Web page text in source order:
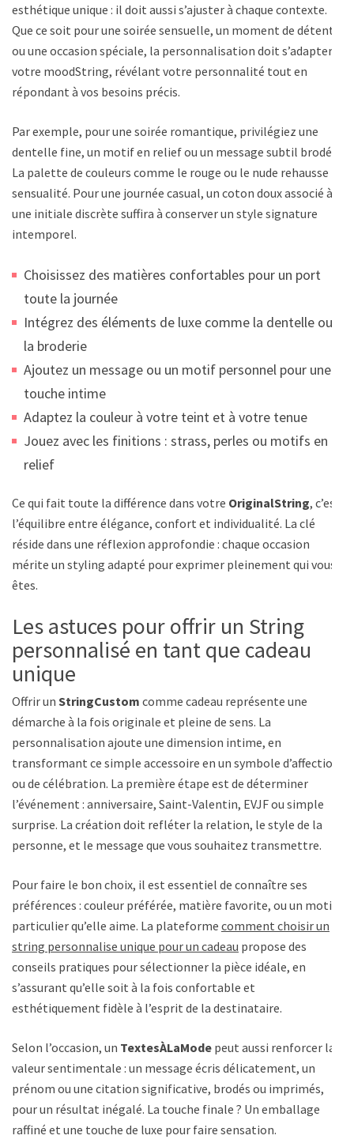
esthétique unique : il doit aussi s’ajuster à chaque contexte.
Que ce soit pour une soirée sensuelle, un moment de détente
ou une occasion spéciale, la personnalisation doit s’adapter à
votre moodString, révélant votre personnalité tout en
répondant à vos besoins précis.
Par exemple, pour une soirée romantique, privilégiez une
dentelle fine, un motif en relief ou un message subtil brodé.
La palette de couleurs comme le rouge ou le nude rehausse la
sensualité. Pour une journée casual, un coton doux associé à
une initiale discrète suffira à conserver un style signature
intemporel.
Choisissez des matières confortables pour un port
toute la journée
Intégrez des éléments de luxe comme la dentelle ou
la broderie
Ajoutez un message ou un motif personnel pour une
touche intime
Adaptez la couleur à votre teint et à votre tenue
Jouez avec les finitions : strass, perles ou motifs en
relief
Ce qui fait toute la différence dans votre OriginalString, c’est
l’équilibre entre élégance, confort et individualité. La clé
réside dans une réflexion approfondie : chaque occasion
mérite un styling adapté pour exprimer pleinement qui vous
êtes.
Les astuces pour offrir un String
personnalisé en tant que cadeau
unique
Offrir un StringCustom comme cadeau représente une
démarche à la fois originale et pleine de sens. La
personnalisation ajoute une dimension intime, en
transformant ce simple accessoire en un symbole d’affection
ou de célébration. La première étape est de déterminer
l’événement : anniversaire, Saint-Valentin, EVJF ou simple
surprise. La création doit refléter la relation, le style de la
personne, et le message que vous souhaitez transmettre.
Pour faire le bon choix, il est essentiel de connaître ses
préférences : couleur préférée, matière favorite, ou un motif
particulier qu’elle aime. La plateforme comment choisir un
string personnalise unique pour un cadeau propose des
conseils pratiques pour sélectionner la pièce idéale, en
s’assurant qu’elle soit à la fois confortable et
esthétiquement fidèle à l’esprit de la destinataire.
Selon l’occasion, un TextesÀLaMode peut aussi renforcer la
valeur sentimentale : un message écris délicatement, un
prénom ou une citation significative, brodés ou imprimés,
pour un résultat inégalé. La touche finale ? Un emballage
raffiné et une touche de luxe pour faire sensation.